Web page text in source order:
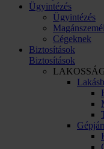
Ügyintézés
Ügyintézés
Cégeknek
Biztosítások
Biztosítások